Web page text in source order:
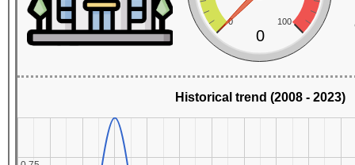
0 100
0
Historical trend (2008 - 2023)